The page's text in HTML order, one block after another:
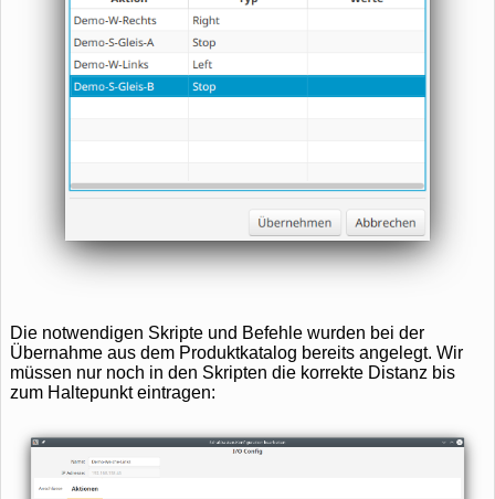
Die notwendigen Skripte und Befehle wurden bei der
Übernahme aus dem Produktkatalog bereits angelegt. Wir
müssen nur noch in den Skripten die korrekte Distanz bis
zum Haltepunkt eintragen: